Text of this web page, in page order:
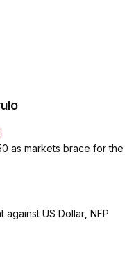
as markets brace for the
US Dollar, NFP